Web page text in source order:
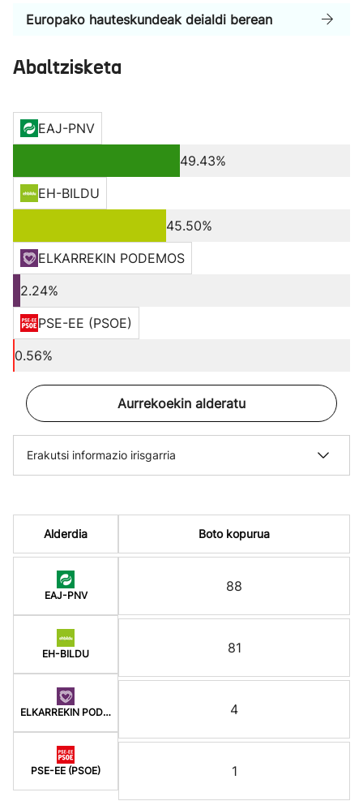
Europako hauteskundeak deialdi berean
Abaltzisketa
EAJ-PNV
49.43%
EH-BILDU
45.50%
ELKARREKIN PODEMOS
2.24%
PSE-EE (PSOE)
0.56%
Aurrekoekin alderatu
Erakutsi informazio irisgarria
Alderdia
EAJ-PNV
EH-BILDU
ELKARREKIN PODEMOS
PSE-EE (PSOE)
Boto kopurua
88
81
4
1